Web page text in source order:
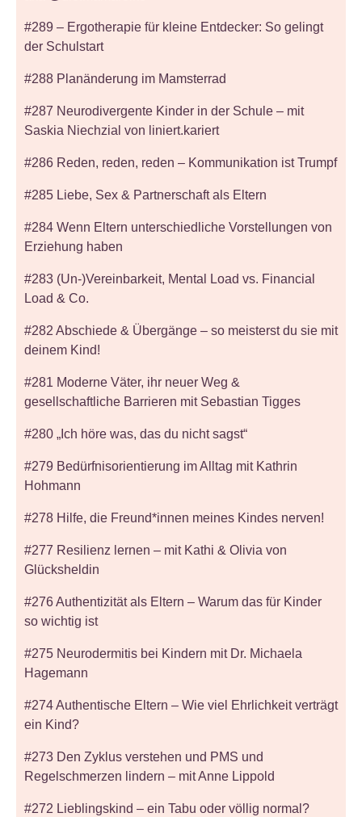
#289 – Ergotherapie für kleine Entdecker: So gelingt
der Schulstart
#288 Planänderung im Mamsterrad
#287 Neurodivergente Kinder in der Schule – mit
Saskia Niechzial von liniert.kariert
#286 Reden, reden, reden – Kommunikation ist Trumpf
#285 Liebe, Sex & Partnerschaft als Eltern
#284 Wenn Eltern unterschiedliche Vorstellungen von
Erziehung haben
#283 (Un-)Vereinbarkeit, Mental Load vs. Financial
Load & Co.
#282 Abschiede & Übergänge – so meisterst du sie mit
deinem Kind!
#281 Moderne Väter, ihr neuer Weg &
gesellschaftliche Barrieren mit Sebastian Tigges
#280 „Ich höre was, das du nicht sagst“
#279 Bedürfnisorientierung im Alltag mit Kathrin
Hohmann
#278 Hilfe, die Freund*innen meines Kindes nerven!
#277 Resilienz lernen – mit Kathi & Olivia von
Glücksheldin
#276 Authentizität als Eltern – Warum das für Kinder
so wichtig ist
#275 Neurodermitis bei Kindern mit Dr. Michaela
Hagemann
#274 Authentische Eltern – Wie viel Ehrlichkeit verträgt
ein Kind?
#273 Den Zyklus verstehen und PMS und
Regelschmerzen lindern – mit Anne Lippold
#272 Lieblingskind – ein Tabu oder völlig normal?